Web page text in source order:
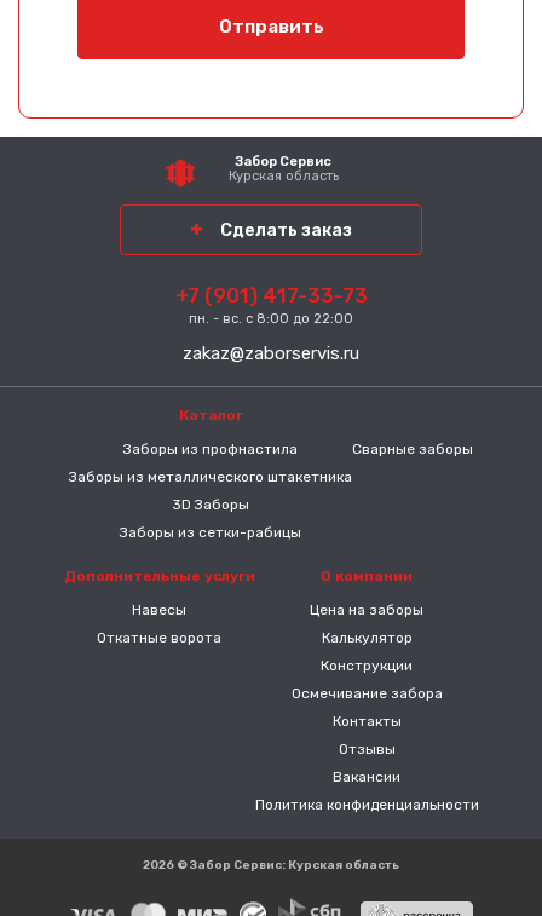
Отправить
Забор Сервис
Курская область
Сделать заказ
+7 (901) 417-33-73
пн. - вс. с 8:00 до 22:00
zakaz@zaborservis.ru
Каталог
Заборы из профнастила
Заборы из металлического штакетника
3D Заборы
Заборы из сетки-рабицы
Сварные заборы
Дополнительные услуги
Навесы
Откатные ворота
О компании
Цена на заборы
Калькулятор
Конструкции
Осмечивание забора
Контакты
Отзывы
Вакансии
Политика конфиденциальности
2026 © Забор Сервис: Курская область